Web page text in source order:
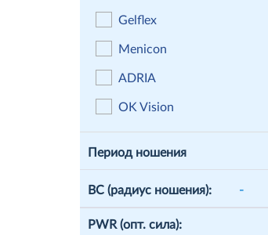
Gelflex
Menicon
ADRIA
OK Vision
Период ношения
ВС (радиус ношения):
PWR (опт. сила):